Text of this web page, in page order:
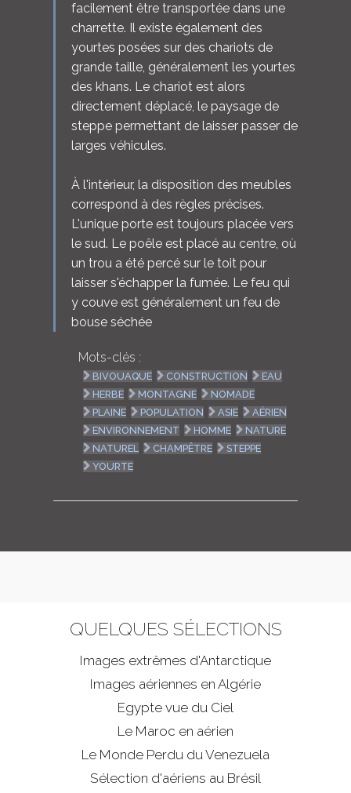
facilement être transportée dans une
charrette. Il existe également des
yourtes posées sur des chariots de
grande taille, généralement les yourtes
des khans. Le chariot est alors
directement déplacé, le paysage de
steppe permettant de laisser passer de
larges véhicules.
À l'intérieur, la disposition des meubles
correspond à des règles précises.
L'unique porte est toujours placée vers
le sud. Le poêle est placé au centre, où
un trou a été percé sur le toit pour
laisser s'échapper la fumée. Le feu qui
y couve est généralement un feu de
bouse séchée
Mots-clés :
BIVOUAQUE CONSTRUCTION
EAU
HERBE
MONTAGNE
NOMADE
PLAINE
POPULATION ASIE
AÉRIEN
ENVIRONNEMENT
HOMME
NATURE
NATUREL
CHAMPÊTRE
STEPPE
YOURTE
QUELQUES SÉLECTIONS
Images extrêmes d'Antarctique
Images aériennes en Algérie
Egypte vue du Ciel
Le Maroc en aérien
Le Monde Perdu du Venezuela
Sélection d'aériens au Brésil